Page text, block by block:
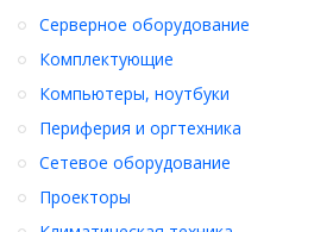
Серверное оборудование
Комплектующие
Компьютеры, ноутбуки
Периферия и оргтехника
Сетевое оборудование
Проекторы